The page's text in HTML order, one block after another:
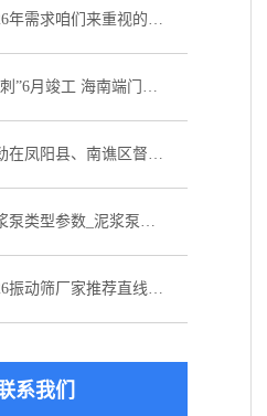
2026年需求咱们来重视的五家注浆泵厂家引荐
“冲刺”6月竣工 海南端门岭矿区（二期）年产530万吨花岗岩骨料项目综合楼封顶
吴劲在凤阳县、南谯区督导杰出生态环境问题整改作业
泥浆泵类型参数_泥浆泵选型_图片
2026振动筛厂家推荐直线振动筛超声波直排厂家优选指南！
系我们